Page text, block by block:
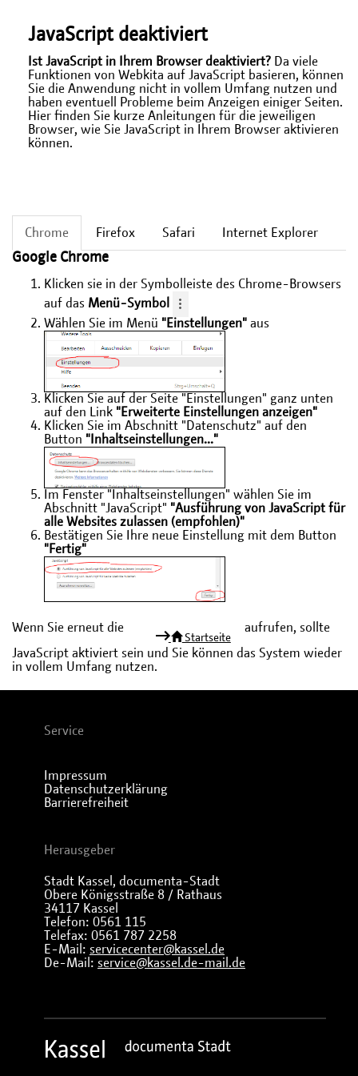
JavaScript deaktiviert
Ist JavaScript in Ihrem Browser deaktiviert? Da viele
Funktionen von Webkita auf JavaScript basieren, können
Sie die Anwendung nicht in vollem Umfang nutzen und
haben eventuell Probleme beim Anzeigen einiger Seiten.
Hier finden Sie kurze Anleitungen für die jeweiligen
Browser, wie Sie JavaScript in Ihrem Browser aktivieren
können.
Chrome Firefox Safari Internet Explorer
Google Chrome
Klicken sie in der Symbolleiste des Chrome-Browsers
auf das Menü-Symbol
Wählen Sie im Menü "Einstellungen" aus
Klicken Sie auf der Seite "Einstellungen" ganz unten
auf den Link "Erweiterte Einstellungen anzeigen"
Klicken Sie im Abschnitt "Datenschutz" auf den
Button "Inhaltseinstellungen..."
Im Fenster "Inhaltseinstellungen" wählen Sie im
Abschnitt "JavaScript" "Ausführung von JavaScript für
alle Websites zulassen (empfohlen)"
Bestätigen Sie Ihre neue Einstellung mit dem Button
"Fertig"
Wenn Sie erneut die
Startseite
aufrufen, sollte
JavaScript aktiviert sein und Sie können das System wieder
in vollem Umfang nutzen.
Service
Impressum
Datenschutzerklärung
Barrierefreiheit
Herausgeber
Stadt Kassel, documenta-Stadt
Obere Königsstraße 8 / Rathaus
34117 Kassel
Telefon: 0561 115
Telefax: 0561 787 2258
E-Mail: servicecenter@kassel.de
De-Mail: service@kassel.de-mail.de